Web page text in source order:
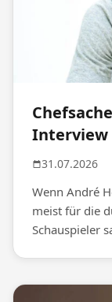
Interview
31.07.2026
Wenn André
meist für die
Schauspieler